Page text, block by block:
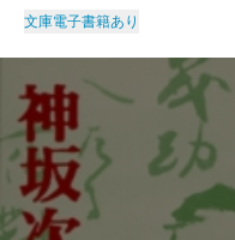
文庫電子書籍あり